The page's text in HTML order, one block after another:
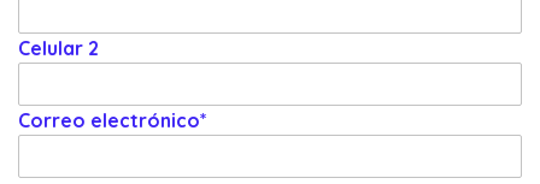
Celular 2
Correo electrónico*